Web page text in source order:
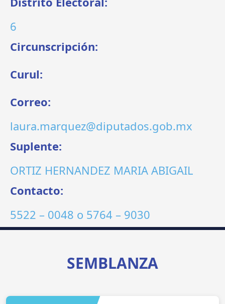
6
Circunscripción:
Curul:
Correo:
laura.marquez@diputados.gob.mx
Suplente:
ORTIZ HERNANDEZ MARIA ABIGAIL
Contacto:
5522 – 0048 o 5764 – 9030
SEMBLANZA